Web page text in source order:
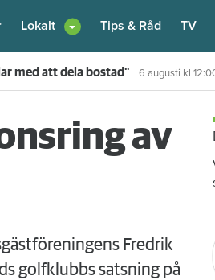
Lokalt Tips & Råd TV
med att dela bostad" 6 augusti kl
av
Fredrik
golfklubbs satsning på